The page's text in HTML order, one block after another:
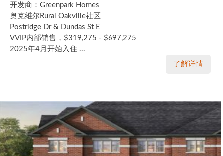
开发商：Greenpark Homes
奥克维尔Rural Oakville社区
Postridge Dr & Dundas St E
VVIP内部销售，$319,275 - $697,275
2025年4月开始入住 ...
了解详情